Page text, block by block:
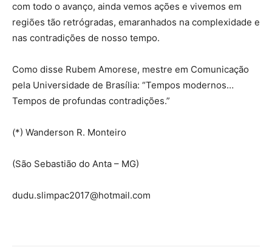
com todo o avanço, ainda vemos ações e vivemos em
regiões tão retrógradas, emaranhados na complexidade e
nas contradições de nosso tempo.
Como disse Rubem Amorese, mestre em Comunicação
pela Universidade de Brasília: “Tempos modernos…
Tempos de profundas contradições.”
(*) Wanderson R. Monteiro
(São Sebastião do Anta – MG)
dudu.slimpac2017@hotmail.com